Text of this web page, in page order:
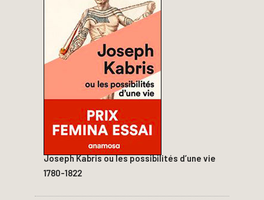
Joseph Kabris ou les possibilités d’une vie
1780-1822